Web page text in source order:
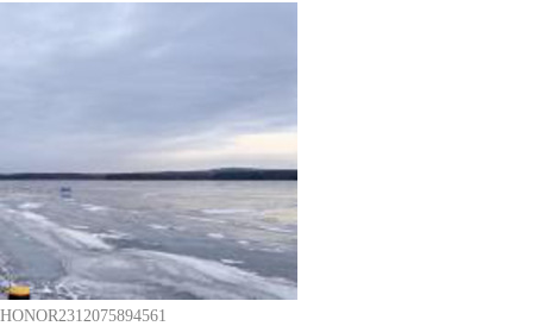
HONOR2312075894561